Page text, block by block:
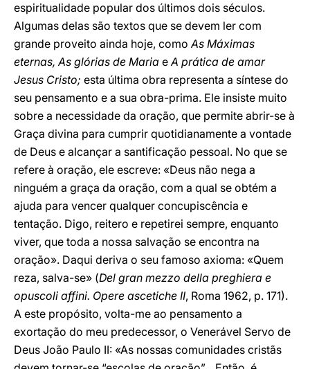
espiritualidade popular dos últimos dois séculos.
Algumas delas são textos que se devem ler com
grande proveito ainda hoje, comoAs Máximas
eternas, As glórias de Maria eA prática de amar
Jesus Cristo; esta última obra representa a síntese do
seu pensamento e a sua obra-prima. Ele insiste muito
sobre a necessidade da oração, que permite abrir-se à
Graça divina para cumprir quotidianamente a vontade
de Deus e alcançar a santificação pessoal. No que se
refere à oração, ele escreve: «Deus não nega a
ninguém a graça da oração, com a qual se obtém a
ajuda para vencer qualquer concupiscência e
tentação. Digo, reitero e repetirei sempre, enquanto
viver, que toda a nossa salvação se encontra na
oração». Daqui deriva o seu famoso axioma: «Quem
reza, salva-se» (Del gran mezzo della preghiera e
opuscoli affini. Opere ascetiche II, Roma 1962, p. 171).
A este propósito, volta-me ao pensamento a
exortação do meu predecessor, o Venerável Servo de
Deus João Paulo II: «As nossas comunidades cristãs